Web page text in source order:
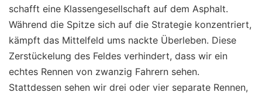
schafft eine Klassengesellschaft auf dem Asphalt.
Während die Spitze sich auf die Strategie konzentriert,
kämpft das Mittelfeld ums nackte Überleben. Diese
Zerstückelung des Feldes verhindert, dass wir ein
echtes Rennen von zwanzig Fahrern sehen.
Stattdessen sehen wir drei oder vier separate Rennen,